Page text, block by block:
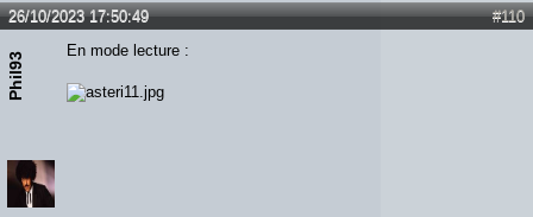
#110
26/10/2023 17:50:49
Phil93
En mode lecture :